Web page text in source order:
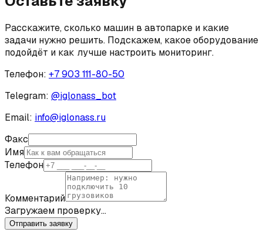
Расскажите, сколько машин в автопарке и какие
задачи нужно решить. Подскажем, какое оборудование
подойдёт и как лучше настроить мониторинг.
Телефон: +7 903 111-80-50
Telegram: @iglonass_bot
Email: info@iglonass.ru
Факс
Имя
Телефон
Комментарий
Загружаем проверку…
Отправить заявку